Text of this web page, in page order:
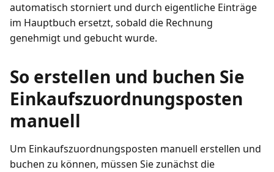
automatisch storniert und durch eigentliche Einträge
im Hauptbuch ersetzt, sobald die Rechnung
genehmigt und gebucht wurde.
So erstellen und buchen Sie
Einkaufszuordnungsposten
manuell
Um Einkaufszuordnungsposten manuell erstellen und
buchen zu können, müssen Sie zunächst die